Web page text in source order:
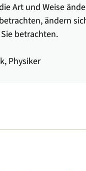
Art und Weise
ändern
betrachten.
Physiker